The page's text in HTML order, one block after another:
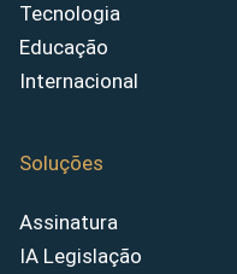
Tecnologia
Educação
Internacional
Soluções
Assinatura
IA Legislação